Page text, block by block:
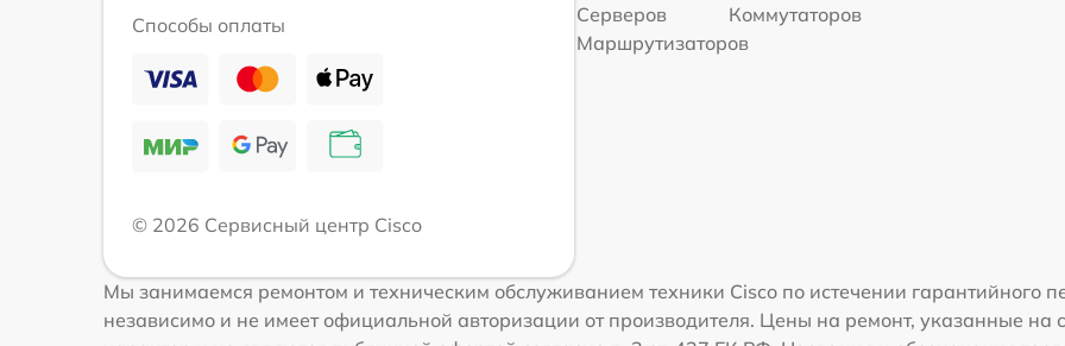
Способы оплаты
© 2026 Сервисный центр Cisco
Серверов
Коммутаторов
Маршрутизаторов
Мы занимаемся ремонтом и техническим обслуживанием техники Cisco по истечении гарантийного
независимо и не имеет официальной авторизации от производителя. Цены на ремонт, указанные на